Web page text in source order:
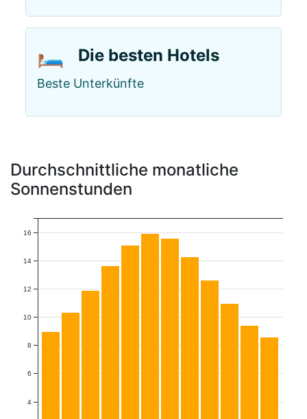
🛏️ Die besten Hotels
Beste Unterkünfte
Durchschnittliche monatliche
Sonnenstunden
4
6
8
10
12
14
16